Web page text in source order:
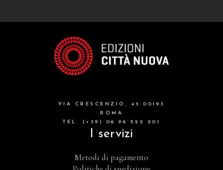
VIA CRESCENZIO, 43 00193
ROMA
TEL. (+39) 06 96 522 201
I servizi
Metodi di pagamento